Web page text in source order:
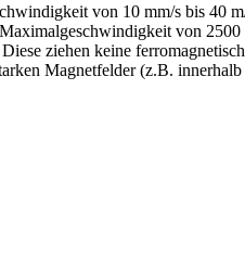
von 10 mm/s bis 40
von
ziehen keine
Magnetfelder (z.B.